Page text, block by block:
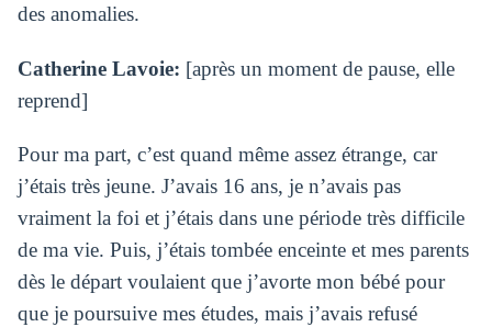
des anomalies.
Catherine Lavoie: [après un moment de pause, elle
reprend]
Pour ma part, c’est quand même assez étrange, car
j’étais très jeune. J’avais 16 ans, je n’avais pas
vraiment la foi et j’étais dans une période très difficile
de ma vie. Puis, j’étais tombée enceinte et mes parents
dès le départ voulaient que j’avorte mon bébé pour
que je poursuive mes études, mais j’avais refusé